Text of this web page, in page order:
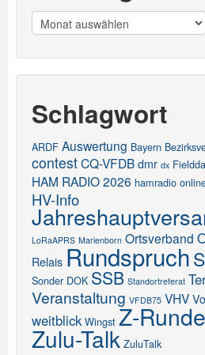
Meldungen
Schlagwort
ARDF Auswertung Bayern
contestCQ-VFDB dmr dx
HAM RADIO 2026 hamradio
HV-Info
LoRaAPRS Marienborn Ortsverband
Relais Rundspruch
Sonder DOK SSB Standortreferat
Veranstaltung VFDB75 VHV
weitblick Wingst Z-Runde
Zulu-Talk ZuluTalk